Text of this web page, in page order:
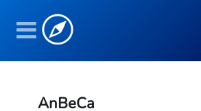
Pannello laterale
AnBeCa